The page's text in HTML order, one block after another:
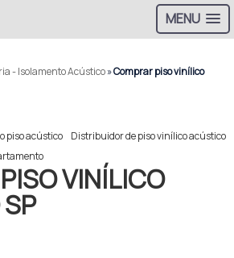
MENU
- Isolamento Acústico»Comprar piso vinílico
piso acústico
Distribuidor de piso vinílico acústico
VINÍLICO